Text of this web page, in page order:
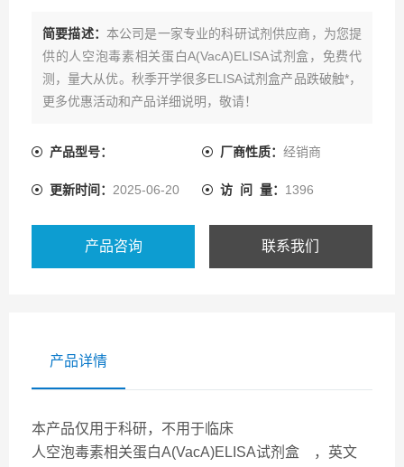
简要描述： 本公司是一家专业的科研试剂供应商，为您提
供的人空泡毒素相关蛋白A(VacA)ELISA试剂盒，免费代
测，量大从优。秋季开学很多ELISA试剂盒产品跌破触*，
更多优惠活动和产品详细说明，敬请！
产品型号： 厂商性质： 经销商
更新时间： 2025-06-20 访 问 量： 1396
产品咨询 联系我们
产品详情
本产品仅用于科研，不用于临床
人空泡毒素相关蛋白A(VacA)ELISA试剂盒 ，英文